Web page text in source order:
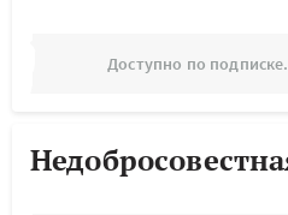
Доступно по подписке.